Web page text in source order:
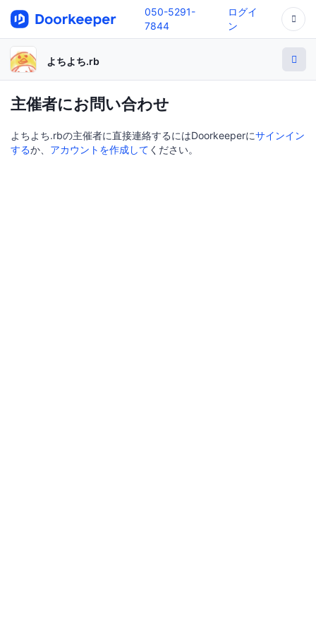
050-5291-
7844
ログイ
ン
よちよち.rb
主催者にお問い合わせ
よちよち.rbの主催者に直接連絡するにはDoorkeeperにサインイン
するか、 アカウントを作成して ください。